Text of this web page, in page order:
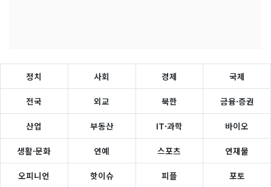
정치 사회 경제 국제
전국 외교 북한 금융·증권
산업 부동산 IT·과학 바이오
생활·문화 연예 스포츠 연재물
오피니언 핫이슈 피플 포토